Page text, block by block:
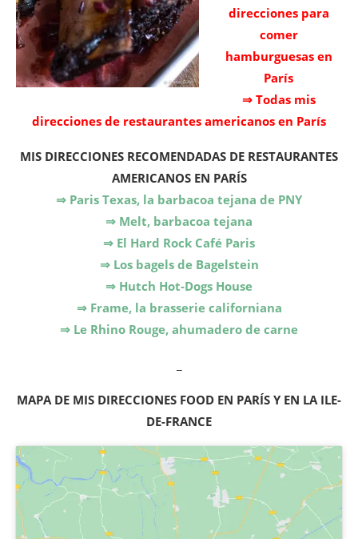
direcciones para
comer
hamburguesas en
París
⇒ Todas mis
direcciones de restaurantes americanos en París
MIS DIRECCIONES RECOMENDADAS DE RESTAURANTES
AMERICANOS EN PARÍS
⇒ Paris Texas, la barbacoa tejana de PNY
⇒ Melt, barbacoa tejana
⇒ El Hard Rock Café Paris
⇒ Los bagels de Bagelstein
⇒ Hutch Hot-Dogs House
⇒ Frame, la brasserie californiana
⇒ Le Rhino Rouge, ahumadero de carne
MAPA DE MIS DIRECCIONES FOOD EN PARÍS Y EN LA ILE-
DE-FRANCE